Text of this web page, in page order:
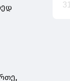
31